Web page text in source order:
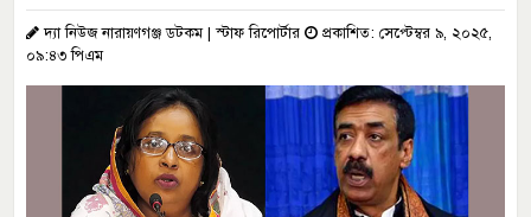
দ্যা নিউজ নারায়ণগঞ্জ ডটকম | স্টাফ রিপোর্টার
প্রকাশিত: সেপ্টেম্বর ৯, ২০২৫,
০৯:৪৩ পিএম